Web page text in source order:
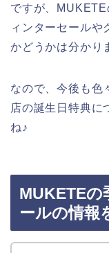
ですが、
ィンターセールや
かどうかは分かり
なので、今後も色
店の誕生日特典に
ね♪
MUKETEの
ールの情報